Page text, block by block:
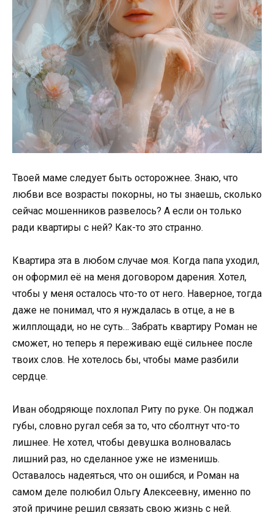
Твоей маме следует быть осторожнее. Знаю, что
любви все возрасты покорны, но ты знаешь, сколько
сейчас мошенников развелось? А если он только
ради квартиры с ней? Как-то это странно.
Квартира эта в любом случае моя. Когда папа уходил,
он оформил её на меня договором дарения. Хотел,
чтобы у меня осталось что-то от него. Наверное, тогда
даже не понимал, что я нуждалась в отце, а не в
жилплощади, но не суть… Забрать квартиру Роман не
сможет, но теперь я переживаю ещё сильнее после
твоих слов. Не хотелось бы, чтобы маме разбили
сердце.
Иван ободряюще похлопал Риту по руке. Он поджал
губы, словно ругал себя за то, что сболтнут что-то
лишнее. Не хотел, чтобы девушка волновалась
лишний раз, но сделанное уже не изменишь.
Оставалось надеяться, что он ошибся, и Роман на
самом деле полюбил Ольгу Алексеевну, именно по
этой причине решил связать свою жизнь с ней.